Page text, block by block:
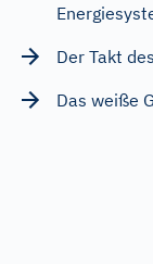
Der Takt
Das weiße